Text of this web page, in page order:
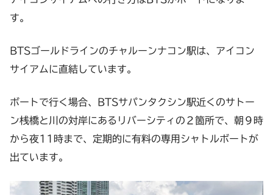
す。
BTSゴールドラインのチャルーンナコン駅は、アイコン
サイアムに直結しています。
ボートで行く場合、BTSサパンタクシン駅近くのサトー
ン桟橋と川の対岸にあるリバーシティの２箇所で、朝９時
から夜11時まで、定期的に有料の専用シャトルボートが
出ています。